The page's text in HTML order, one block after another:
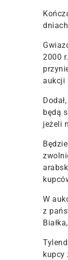
2000
aukcji
będą
jeżeli
W
z
kupcy